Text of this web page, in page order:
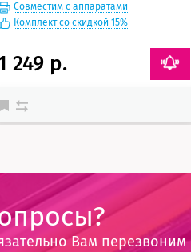
Совместим с аппаратами
Комплект со скидкой 15%
249 р.
Вам перезвоним